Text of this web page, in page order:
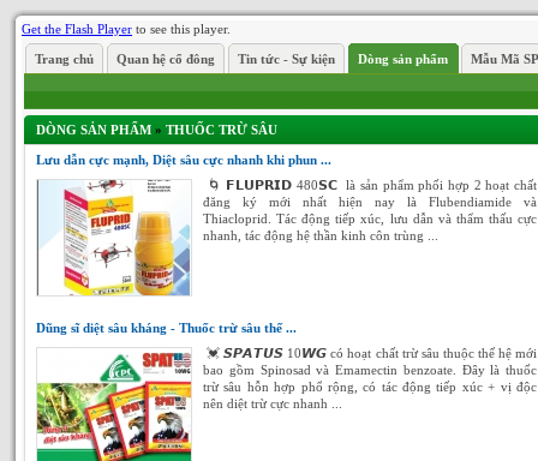
Get the Flash Player to see this player.
Trang chủ Quan hệ cổ đông Tin tức - Sự kiện Dòng sản phẩm Mẫu Mã SP
DÒNG SẢN PHẨM » THUỐC TRỪ SÂU
Lưu dẫn cực mạnh, Diệt sâu cực nhanh khi phun ...
🌀 𝗙𝗟𝗨𝗣𝗥𝗜𝗗 480𝗦𝗖 là sản phẩm phối hợp 2 hoạt chất
đăng ký mới nhất hiện nay là Flubendiamide và
Thiacloprid. Tác động tiếp xúc, lưu dẫn và thẩm thấu cực
nhanh, tác động hệ thần kinh côn trùng ...
Dũng sĩ diệt sâu kháng - Thuốc trừ sâu thế ...
💓 𝙎𝙋𝘼𝙏𝙐𝙎 10𝙒𝙂 có hoạt chất trừ sâu thuộc thế hệ mới
bao gồm Spinosad và Emamectin benzoate. Đây là thuốc
trừ sâu hỗn hợp phổ rộng, có tác động tiếp xúc + vị độc
nên diệt trừ cực nhanh ...